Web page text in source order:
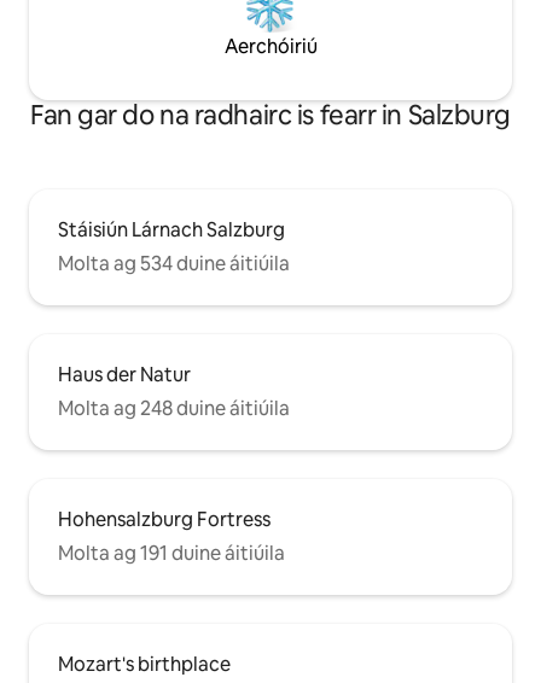
Aerchóiriú
Fan gar do na radhairc is fearr in Salzburg
Stáisiún Lárnach Salzburg
Molta ag 534 duine áitiúila
Haus der Natur
Molta ag 248 duine áitiúila
Hohensalzburg Fortress
Molta ag 191 duine áitiúila
Mozart's birthplace